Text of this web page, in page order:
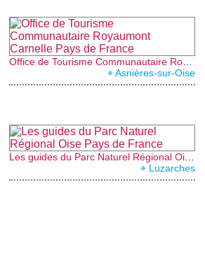
⌖ Asnières-sur-Oise
⌖ Luzarches